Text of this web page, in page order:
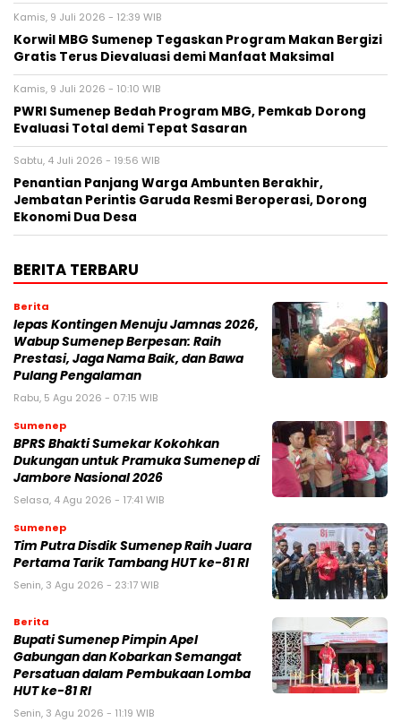
Kamis, 9 Juli 2026 - 12:39 WIB
Korwil MBG Sumenep Tegaskan Program Makan Bergizi
Gratis Terus Dievaluasi demi Manfaat Maksimal
Kamis, 9 Juli 2026 - 10:10 WIB
PWRI Sumenep Bedah Program MBG, Pemkab Dorong
Evaluasi Total demi Tepat Sasaran
Sabtu, 4 Juli 2026 - 19:56 WIB
Penantian Panjang Warga Ambunten Berakhir,
Jembatan Perintis Garuda Resmi Beroperasi, Dorong
Ekonomi Dua Desa
BERITA TERBARU
Berita
lepas Kontingen Menuju Jamnas 2026,
Wabup Sumenep Berpesan: Raih
Prestasi, Jaga Nama Baik, dan Bawa
Pulang Pengalaman
Rabu, 5 Agu 2026 - 07:15 WIB
Sumenep
BPRS Bhakti Sumekar Kokohkan
Dukungan untuk Pramuka Sumenep di
Jambore Nasional 2026
Selasa, 4 Agu 2026 - 17:41 WIB
Sumenep
Tim Putra Disdik Sumenep Raih Juara
Pertama Tarik Tambang HUT ke-81 RI
Senin, 3 Agu 2026 - 23:17 WIB
Berita
Bupati Sumenep Pimpin Apel
Gabungan dan Kobarkan Semangat
Persatuan dalam Pembukaan Lomba
HUT ke-81 RI
Senin, 3 Agu 2026 - 11:19 WIB